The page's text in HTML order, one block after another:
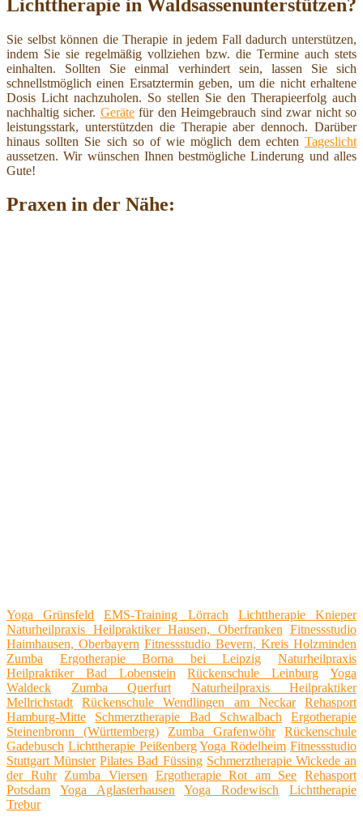
Lichttherapie in Waldsassenunterstützen?
Sie selbst können die Therapie in jedem Fall dadurch unterstützen,
indem Sie sie regelmäßig vollziehen bzw. die Termine auch stets
einhalten. Sollten Sie einmal verhindert sein, lassen Sie sich
schnellstmöglich einen Ersatztermin geben, um die nicht erhaltene
Dosis Licht nachzuholen. So stellen Sie den Therapieerfolg auch
nachhaltig sicher. Gerätefür den Heimgebrauch sind zwar nicht so
leistungsstark, unterstützden die Therapie aber dennoch. Darüber
hinaus sollten Sie sich so of wie möglich dem echten Tageslicht
aussetzen. Wir wünschen Ihnen bestmögliche Linderung und alles
Gute!
Praxen in der Nähe:
Yoga Grünsfeld EMS-Training Lörrach
Lichttherapie Knieper
Naturheilpraxis Heilpraktiker Hausen, Oberfranken Fitnessstudio
Haimhausen, Oberbayern Fitnessstudio Bevern, Kreis Holzminden
Zumba
Ergotherapie Borna bei Leipzig
Naturheilpraxis
Heilpraktiker Bad Lobenstein
Rückenschule Leinburg
Yoga
Waldeck
Zumba Querfurt
Naturheilpraxis Heilpraktiker
Mellrichstadt
Rückenschule Wendlingen am Neckar
Rehasport
Hamburg-Mitte
Schmerztherapie Bad Schwalbach
Ergotherapie
Steinenbronn (Württemberg)
Zumba Grafenwöhr
Rückenschule
Gadebusch Lichttherapie Peißenberg Yoga Rödelheim Fitnessstudio
Stuttgart Münster Pilates Bad Füssing Schmerztherapie Wickede an
der Ruhr
Zumba Viersen Ergotherapie Rot am See Rehasport
Potsdam
Yoga Aglasterhausen Yoga Rodewisch
Lichttherapie
Trebur